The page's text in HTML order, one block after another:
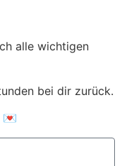
alle wichtigen
bei dir zurück.
💌